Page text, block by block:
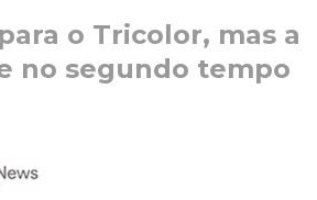
o Tricolor, mas a
no segundo tempo